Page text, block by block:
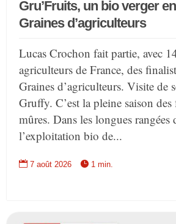
Gru’Fruits, un bio verger
Graines d’agriculteurs
Lucas Crochon fait partie, avec
agriculteurs de France, des
Graines d’agriculteurs. Visite de
Gruffy. C’est la pleine saison des
mûres. Dans les longues rangées
l’exploitation bio de...
 7 août 2026  1 min.